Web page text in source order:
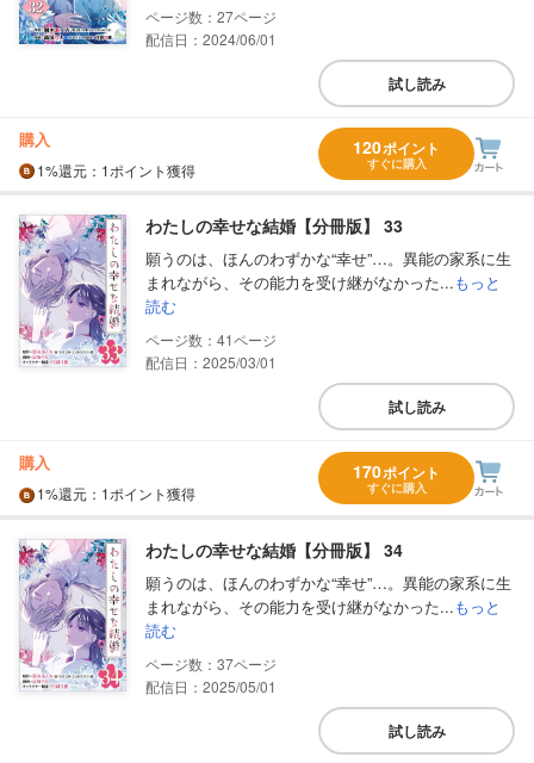
27
配信日：2024/06/01
試し読み
購入
1%還元 ：1ポイント獲得
120ポイント
すぐに購入
わたしの幸せな結婚【分冊版】 33
願うのは、ほんのわずかな“幸せ”…。異能の家系に生
まれながら、その能力を受け継がなかった...もっと
読む
41
配信日：2025/03/01
試し読み
購入
1%還元 ：1ポイント獲得
170ポイント
すぐに購入
わたしの幸せな結婚【分冊版】 34
願うのは、ほんのわずかな“幸せ”…。異能の家系に生
まれながら、その能力を受け継がなかった...もっと
読む
37
配信日：2025/05/01
試し読み